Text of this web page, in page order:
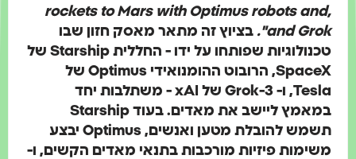
rockets to Mars with Optimus robots and,
and Grok".
בציוץ זה מתאר מאסק חזון שבו
טכנולוגיות שפותחו על ידו - החללית Starship של
SpaceX, הרובוט ההומנואידי Optimus של
Tesla, ו- Grok-3 של xAI - משתלבות יחד
במאמץ ליישב את מאדים. בעוד Starship
תשמש להובלת מטען ואנשים, Optimus יבצע
משימות פיזיות מורכבות בתנאי מאדים הקשים, ו-